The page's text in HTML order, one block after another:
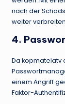
nach der
weiter
4.
Da kopmatelatv
einem Angriff
Faktor-